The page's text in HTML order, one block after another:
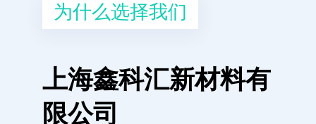
为什么选择我们
上海鑫科汇新材料有
限公司